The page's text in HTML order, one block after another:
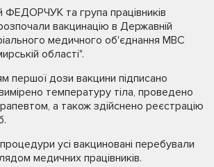
ФЕДОРЧУК та група працівників
вакцинацію в Державній
медичного об'єднання МВС
області".
першої дози вакцини підписано
температуру тіла, проведено
а також здійснено реєстрацію
усі вакциновані перебували
медичних працівників.